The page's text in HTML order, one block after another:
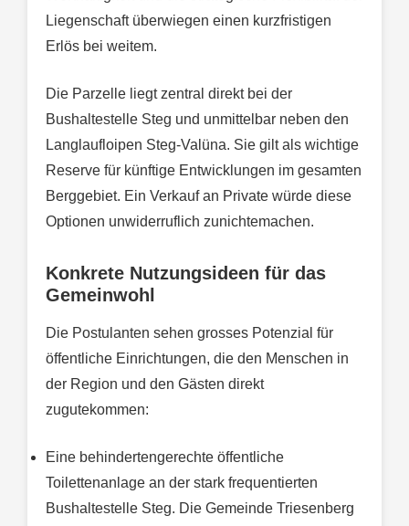
Liegenschaft überwiegen einen kurzfristigen
Erlös bei weitem.
Die Parzelle liegt zentral direkt bei der
Bushaltestelle Steg und unmittelbar neben den
Langlaufloipen Steg-Valüna. Sie gilt als wichtige
Reserve für künftige Entwicklungen im gesamten
Berggebiet. Ein Verkauf an Private würde diese
Optionen unwiderruflich zunichtemachen.
Konkrete Nutzungsideen für das
Gemeinwohl
Die Postulanten sehen grosses Potenzial für
öffentliche Einrichtungen, die den Menschen in
der Region und den Gästen direkt
zugutekommen:
Eine behindertengerechte öffentliche
Toilettenanlage an der stark frequentierten
Bushaltestelle Steg. Die Gemeinde Triesenberg